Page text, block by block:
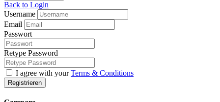
Back to Login
Username
Email
Passwort
Retype Password
I agree with yourTerms & Conditions
Registrieren